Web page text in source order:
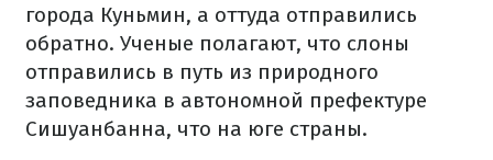
города Куньмин, а оттуда отправились
обратно. Ученые полагают, что слоны
отправились в путь из природного
заповедника в автономной префектуре
Сишуанбанна, что на юге страны.